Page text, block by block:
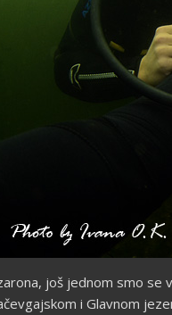
još jednom smo se
i Glavnom